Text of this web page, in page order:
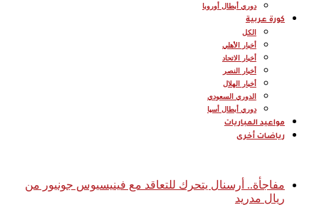
دوري أبطال أوروبا
كورة عربية
الكل
أخبار الأهلي
أخبار الاتحاد
أخبار النصر
أخبار الهلال
الدوري السعودي
دوري أبطال أسيا
مواعيد المباريات
رياضات أخرى
مفاجأة.. أرسنال يتحرك للتعاقد مع فينيسيوس جونيور من
ريال مدريد